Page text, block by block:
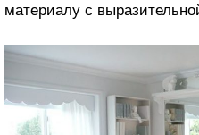
материалу с